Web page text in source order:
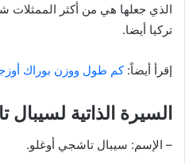
الذي جعلها هي من أكثر
تركيا أيضا.
إقرأ أيضاً:كم طول ووزن بوراك
السيرة الذاتية
– الإسم: سيبال تاشجي أوغلو.